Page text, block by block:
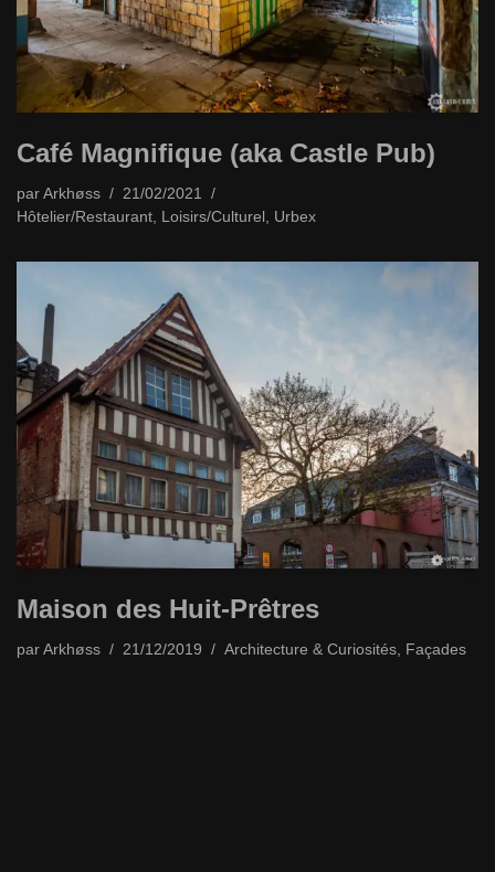
Café Magnifique (aka Castle Pub)
par Arkhøss
21/02/2021
Hôtelier/Restaurant, Loisirs/Culturel , Urbex
Maison des Huit-Prêtres
par Arkhøss 21/12/2019 Architecture & Curiosités, Façades